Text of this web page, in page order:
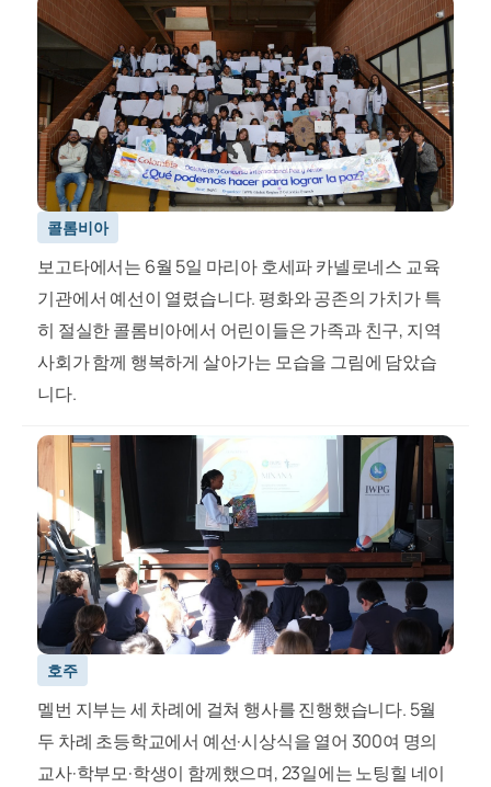
콜롬비아
보고타에서는 6월 5일 마리아 호세파 카넬로네스 교육
기관에서 예선이 열렸습니다. 평화와 공존의 가치가 특
히 절실한 콜롬비아에서 어린이들은 가족과 친구, 지역
사회가 함께 행복하게 살아가는 모습을 그림에 담았습
니다.
호주
멜번 지부는 세 차례에 걸쳐 행사를 진행했습니다. 5월
두 차례 초등학교에서 예선·시상식을 열어 300여 명의
교사·학부모·학생이 함께했으며, 23일에는 노팅힐 네이